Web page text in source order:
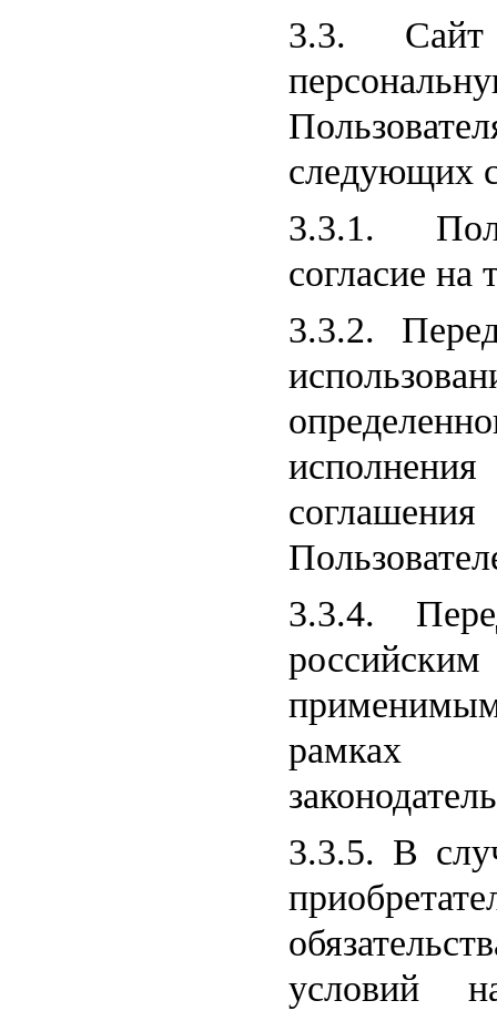
3.3. Сайт
следующих
3.3.1.
согласие на
3.3.2.
3.3.4.
применимым
рамках
3.3.5. В
условий